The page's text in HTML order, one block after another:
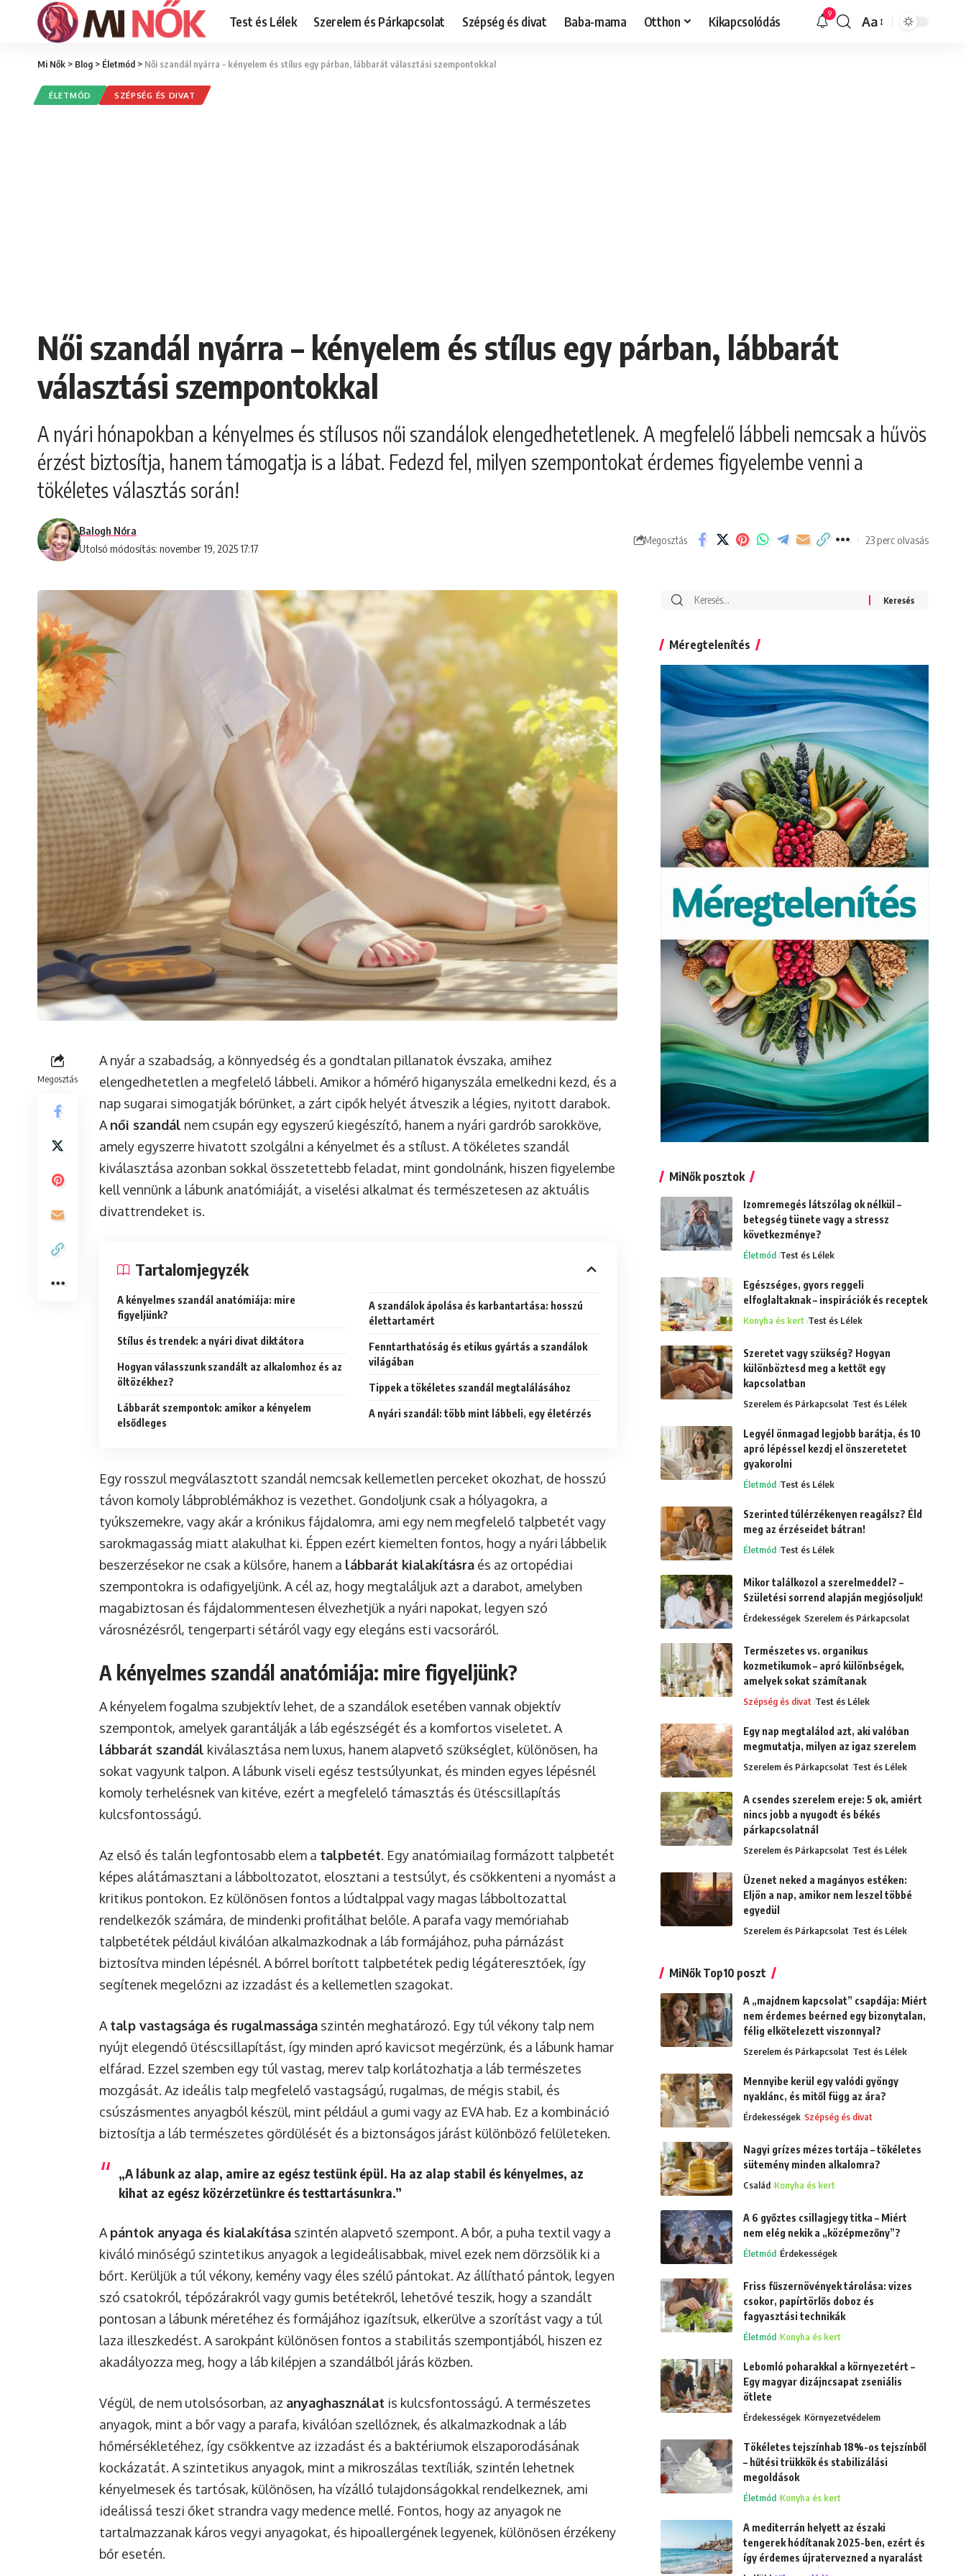
Test és Lélek Szerelem és Párkapcsolat Szépség és divat Baba-mama Otthon Kikapcsolódás 9
Font
Aa
Mi Nők > Blog > Életmód > Női szandál nyárra – kényelem és stílus egy párban, lábbarát választási szempontokkal
ÉLETMÓD SZÉPSÉG ÉS DIVAT
Női szandál nyárra – kényelem és stílus egy párban, lábbarát
választási szempontokkal
A nyári hónapokban a kényelmes és stílusos női szandálok elengedhetetlenek. A megfelelő lábbeli nemcsak a hűvös
érzést biztosítja, hanem támogatja is a lábat. Fedezd fel, milyen szempontokat érdemes figyelembe venni a
tökéletes választás során!
Utolsó módosítás: november 19, 2025 17:17
Balogh Nóra
Megosztás 23 perc olvasás
Megosztás
A nyár a szabadság, a könnyedség és a gondtalan pillanatok évszaka, amihez
elengedhetetlen a megfelelő lábbeli. Amikor a hőmérő higanyszála emelkedni kezd, és a
nap sugarai simogatják bőrünket, a zárt cipők helyét átveszik a légies, nyitott darabok.
A női szandál nem csupán egy egyszerű kiegészítő, hanem a nyári gardrób sarokköve,
amely egyszerre hivatott szolgálni a kényelmet és a stílust. A tökéletes szandál
kiválasztása azonban sokkal összetettebb feladat, mint gondolnánk, hiszen figyelembe
kell vennünk a lábunk anatómiáját, a viselési alkalmat és természetesen az aktuális
divattrendeket is.
Tartalomjegyzék
A kényelmes szandál anatómiája: mire
figyeljünk?
Stílus és trendek: a nyári divat diktátora
Hogyan válasszunk szandált az alkalomhoz és az
öltözékhez?
Lábbarát szempontok: amikor a kényelem
elsődleges
A szandálok ápolása és karbantartása: hosszú
élettartamért
Fenntarthatóság és etikus gyártás a szandálok
világában
Tippek a tökéletes szandál megtalálásához
A nyári szandál: több mint lábbeli, egy életérzés
Egy rosszul megválasztott szandál nemcsak kellemetlen perceket okozhat, de hosszú
távon komoly lábproblémákhoz is vezethet. Gondoljunk csak a hólyagokra, a
tyúkszemekre, vagy akár a krónikus fájdalomra, ami egy nem megfelelő talpbetét vagy
sarokmagasság miatt alakulhat ki. Éppen ezért kiemelten fontos, hogy a nyári lábbelik
beszerzésekor ne csak a külsőre, hanem a lábbarát kialakításra és az ortopédiai
szempontokra is odafigyeljünk. A cél az, hogy megtaláljuk azt a darabot, amelyben
magabiztosan és fájdalommentesen élvezhetjük a nyári napokat, legyen szó
városnézésről, tengerparti sétáról vagy egy elegáns esti vacsoráról.
A kényelmes szandál anatómiája: mire figyeljünk?
A kényelem fogalma szubjektív lehet, de a szandálok esetében vannak objektív
szempontok, amelyek garantálják a láb egészségét és a komfortos viseletet. A
lábbarát szandál kiválasztása nem luxus, hanem alapvető szükséglet, különösen, ha
sokat vagyunk talpon. A lábunk viseli egész testsúlyunkat, és minden egyes lépésnél
komoly terhelésnek van kitéve, ezért a megfelelő támasztás és ütéscsillapítás
kulcsfontosságú.
Az első és talán legfontosabb elem a talpbetét. Egy anatómiailag formázott talpbetét
képes alátámasztani a lábboltozatot, elosztani a testsúlyt, és csökkenteni a nyomást a
kritikus pontokon. Ez különösen fontos a lúdtalppal vagy magas lábboltozattal
rendelkezők számára, de mindenki profitálhat belőle. A parafa vagy memóriahab
talpbetétek például kiválóan alkalmazkodnak a láb formájához, puha párnázást
biztosítva minden lépésnél. A bőrrel borított talpbetétek pedig légáteresztőek, így
segítenek megelőzni az izzadást és a kellemetlen szagokat.
A talp vastagsága és rugalmassága szintén meghatározó. Egy túl vékony talp nem
nyújt elegendő ütéscsillapítást, így minden apró kavicsot megérzünk, és a lábunk hamar
elfárad. Ezzel szemben egy túl vastag, merev talp korlátozhatja a láb természetes
mozgását. Az ideális talp megfelelő vastagságú, rugalmas, de mégis stabil, és
csúszásmentes anyagból készül, mint például a gumi vagy az EVA hab. Ez a kombináció
biztosítja a láb természetes gördülését és a biztonságos járást különböző felületeken.
„A lábunk az alap, amire az egész testünk épül. Ha az alap stabil és kényelmes, az
kihat az egész közérzetünkre és testtartásunkra.”
A pántok anyaga és kialakítása szintén alapvető szempont. A bőr, a puha textil vagy a
kiváló minőségű szintetikus anyagok a legideálisabbak, mivel ezek nem dörzsölik ki a
bőrt. Kerüljük a túl vékony, kemény vagy éles szélű pántokat. Az állítható pántok, legyen
szó csatokról, tépőzárakról vagy gumis betétekről, lehetővé teszik, hogy a szandált
pontosan a lábunk méretéhez és formájához igazítsuk, elkerülve a szorítást vagy a túl
laza illeszkedést. A sarokpánt különösen fontos a stabilitás szempontjából, hiszen ez
akadályozza meg, hogy a láb kilépjen a szandálból járás közben.
Végül, de nem utolsósorban, az anyaghasználat is kulcsfontosságú. A természetes
anyagok, mint a bőr vagy a parafa, kiválóan szellőznek, és alkalmazkodnak a láb
hőmérsékletéhez, így csökkentve az izzadást és a baktériumok elszaporodásának
kockázatát. A szintetikus anyagok, mint a mikroszálas textíliák, szintén lehetnek
kényelmesek és tartósak, különösen, ha vízálló tulajdonságokkal rendelkeznek, ami
ideálissá teszi őket strandra vagy medence mellé. Fontos, hogy az anyagok ne
tartalmazzanak káros vegyi anyagokat, és hipoallergének legyenek, különösen érzékeny
bőr esetén.
Search
Méregtelenítés
MiNők posztok
Izomremegés látszólag ok nélkül –
betegség tünete vagy a stressz
következménye?
Életmód Test és Lélek
Egészséges, gyors reggeli
elfoglaltaknak – inspirációk és receptek
Konyha és kert Test és Lélek
Szeretet vagy szükség? Hogyan
különböztesd meg a kettőt egy
kapcsolatban
Szerelem és Párkapcsolat Test és Lélek
Legyél önmagad legjobb barátja, és 10
apró lépéssel kezdj el önszeretetet
gyakorolni
Életmód Test és Lélek
Szerinted túlérzékenyen reagálsz? Éld
meg az érzéseidet bátran!
Életmód Test és Lélek
Mikor találkozol a szerelmeddel? –
Születési sorrend alapján megjósoljuk!
Érdekességek Szerelem és Párkapcsolat
Természetes vs. organikus
kozmetikumok – apró különbségek,
amelyek sokat számítanak
Szépség és divat Test és Lélek
Egy nap megtalálod azt, aki valóban
megmutatja, milyen az igaz szerelem
Szerelem és Párkapcsolat Test és Lélek
A csendes szerelem ereje: 5 ok, amiért
nincs jobb a nyugodt és békés
párkapcsolatnál
Szerelem és Párkapcsolat Test és Lélek
Üzenet neked a magányos estéken:
Eljön a nap, amikor nem leszel többé
egyedül
Szerelem és Párkapcsolat Test és Lélek
MiNők Top10 poszt
A „majdnem kapcsolat” csapdája: Miért
nem érdemes beérned egy bizonytalan,
félig elkötelezett viszonnyal?
Szerelem és Párkapcsolat Test és Lélek
Mennyibe kerül egy valódi gyöngy
nyaklánc, és mitől függ az ára?
Érdekességek Szépség és divat
Nagyi grízes mézes tortája – tökéletes
sütemény minden alkalomra?
Család Konyha és kert
A 6 győztes csillagjegy titka – Miért
nem elég nekik a „középmezőny”?
Életmód Érdekességek
Friss fűszernövények tárolása: vizes
csokor, papírtörlős doboz és
fagyasztási technikák
Életmód Konyha és kert
Lebomló poharakkal a környezetért –
Egy magyar dizájncsapat zseniális
ötlete
Érdekességek Környezetvédelem
Tökéletes tejszínhab 18%-os tejszínből
– hűtési trükkök és stabilizálási
megoldások
Életmód Konyha és kert
A mediterrán helyett az északi
tengerek hódítanak 2025-ben, ezért és
így érdemes újratervezned a nyaralást